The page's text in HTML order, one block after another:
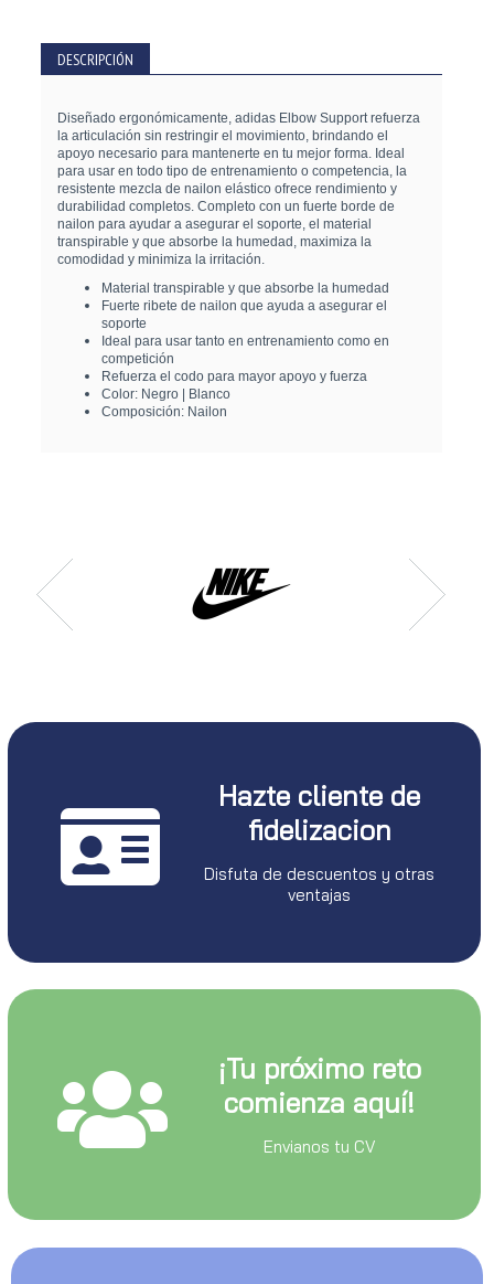
DESCRIPCIÓN
Diseñado ergonómicamente, adidas Elbow Support refuerza
la articulación sin restringir el movimiento, brindando el
apoyo necesario para mantenerte en tu mejor forma. Ideal
para usar en todo tipo de entrenamiento o competencia, la
resistente mezcla de nailon elástico ofrece rendimiento y
durabilidad completos. Completo con un fuerte borde de
nailon para ayudar a asegurar el soporte, el material
transpirable y que absorbe la humedad, maximiza la
comodidad y minimiza la irritación.
Material transpirable y que absorbe la humedad
Fuerte ribete de nailon que ayuda a asegurar el
soporte
Ideal para usar tanto en entrenamiento como en
competición
Refuerza el codo para mayor apoyo y fuerza
Color: Negro | Blanco
Composición: Nailon
Hazte cliente de
fidelizacion
Disfuta de descuentos y otras
ventajas
¡Tu próximo reto
comienza aquí!
Envianos tu CV